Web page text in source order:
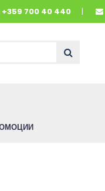
+359 700 40 440